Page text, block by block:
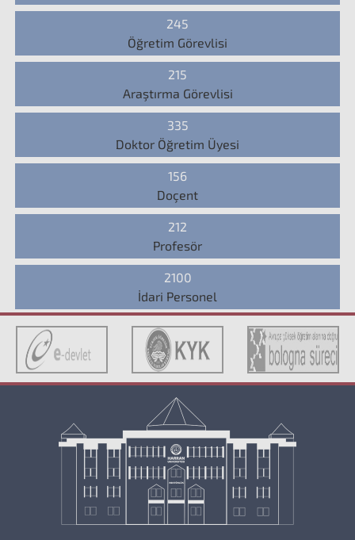
245
Öğretim Görevlisi
215
Araştırma Görevlisi
335
Doktor Öğretim Üyesi
156
Doçent
212
Profesör
2100
İdari Personel